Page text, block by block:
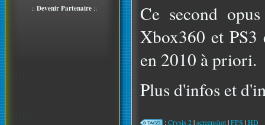
:: Devenir Partenaire ::
Ce second
Xbox360 et
en 2010 à priori.
Plus d'infos et
:Crysis 2|screenshot|FPS |HD